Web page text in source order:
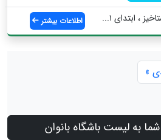
، ابتدای ۱... اطلاعات بیشتر
»
به لیست باشگاه بانوان